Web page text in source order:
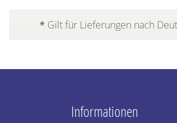
* Gilt für Lieferungen nach
Informationen